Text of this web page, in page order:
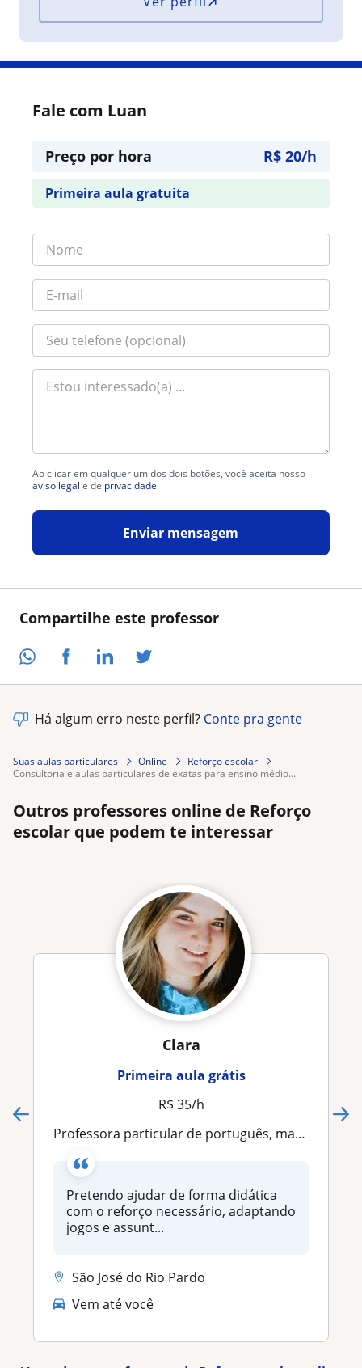
Compartilhe este professor
Fale com Luan
Preço por hora R$ 20/h
Primeira aula gratuita
Ao clicar em qualquer um dos dois botões, você aceita nosso
aviso legal e de privacidade
Enviar mensagem
Há algum erro neste perfil? Conte pra gente
Suas aulas particulares Online
Reforço escolar
consultoria e aulas particulares de exatas para ensino médio...
Outros professores online de Reforço
escolar que podem te interessar
Clara
Primeira aula grátis
R$ 35/h
Professora particular de português, matemática básica e inglês
Pretendo ajudar de forma didática
com o reforço necessário, adaptando
jogos e assunt...
São José do Rio Pardo
Vem até você